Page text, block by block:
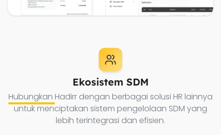
Ekosistem SDM
Hubungkan Hadirr dengan berbagai solusi HR lainnya
untuk menciptakan sistem pengelolaan SDM yang
lebih terintegrasi dan efisien.